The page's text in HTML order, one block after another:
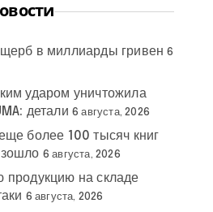
в миллиарды гривен 6
ударом уничтожила
детали 6 августа, 2026
более 100 тысяч книг
6 августа, 2026
продукцию на складе
6 августа, 2026